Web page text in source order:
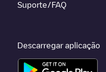
Suporte/FAQ
Descarregar aplicação